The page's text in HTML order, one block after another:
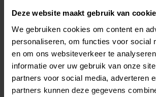
Deze website maakt gebruik van
We gebruiken cookies om content en
personaliseren, om functies voor social
en om ons websiteverkeer te
informatie over uw gebruik van onze
partners voor social media, adverteren
partners kunnen deze gegevens
Bouwjaar